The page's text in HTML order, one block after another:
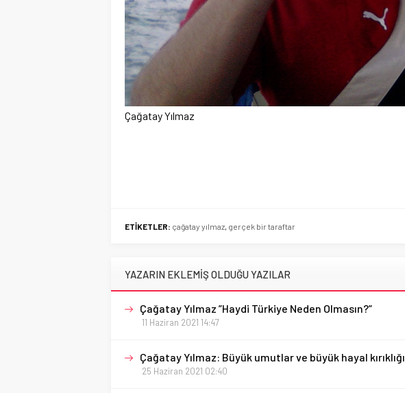
Çağatay Yılmaz
ETİKETLER: çağatay yılmaz gerçek bir taraftar
YAZARIN EKLEMİŞ OLDUĞU YAZILAR
Çağatay Yılmaz ”Haydi Türkiye Neden Olmasın?”
11 Haziran 2021 14:47
Çağatay Yılmaz: Büyük umutlar ve büyük hayal kırıklığı
25 Haziran 2021 02:40